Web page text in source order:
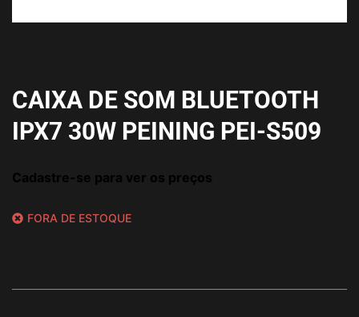
CAIXA DE SOM BLUETOOTH
IPX7 30W PEINING PEI-S509
Cadastre-se para ver os preços
FORA DE ESTOQUE